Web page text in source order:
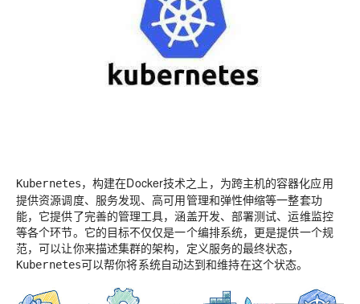
Kubernetes，构建在Docker技术之上，为跨主机的容器化应用
提供资源调度、服务发现、高可用管理和弹性伸缩等一整套功
能，它提供了完善的管理工具，涵盖开发、部署测试、运维监控
等各个环节。它的目标不仅仅是一个编排系统，更是提供一个规
范，可以让你来描述集群的架构，定义服务的最终状态，
Kubernetes可以帮你将系统自动达到和维持在这个状态。